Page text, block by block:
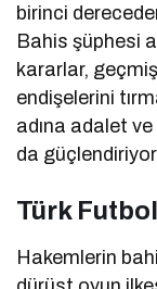
birinci
Bahis şüphesi
kararlar,
endişelerini
adına adalet
da
Türk
Hakemlerin